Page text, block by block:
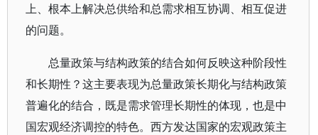
上、根本上解决总供给和总需求相互协调、相互促进
的问题。
总量政策与结构政策的结合如何反映这种阶段性
和长期性？这主要表现为总量政策长期化与结构政策
普遍化的结合，既是需求管理长期性的体现，也是中
国宏观经济调控的特色。西方发达国家的宏观政策主